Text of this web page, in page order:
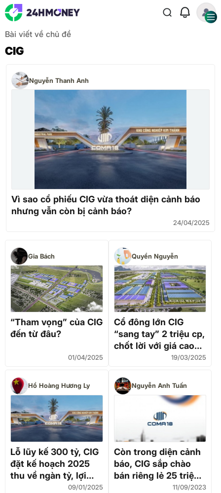
Bài viết về chủ đề
CIG
Nguyễn Thanh Anh
Vì sao cổ phiếu CIG vừa thoát diện cảnh báo
nhưng vẫn còn bị cảnh báo?
24/04/2025
Gia Bách
“Tham vọng” của CIG
đến từ đâu?
01/04/2025
Quyền Nguyễn
Cổ đông lớn CIG
“sang tay” 2 triệu cp,
chốt lời với giá cao
19/03/2025
Hồ Hoàng Hương Ly
Lỗ lũy kế 300 tỷ, CIG
đặt kế hoạch 2025
thu về ngàn tỷ, lợi
nhuận gấp gần 5 lần
09/01/2025
Nguyễn Anh Tuấn
Còn trong diện cảnh
báo, CIG sắp chào
bán riêng lẻ 25 triệu
cp với giá cao hơn thị
11/09/2023